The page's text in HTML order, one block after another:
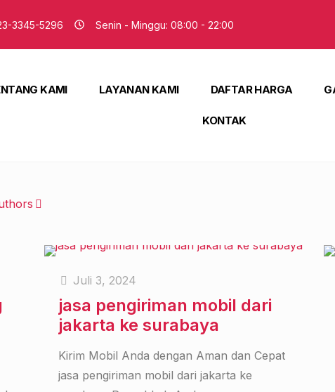
3345-5296 Senin - Minggu: 08:00 - 22:00
KAMI LAYANAN KAMI DAFTAR HARGA
KONTAK
Juli 3, 2024
jasa pengiriman mobil dari
jakarta ke surabaya
Kirim Mobil Anda dengan Aman dan Cepat
jasa pengiriman mobil dari jakarta ke